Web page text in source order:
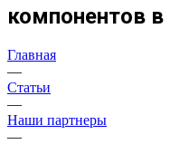
компонентов
Главная
—
Статьи
—
Наши партнеры
—